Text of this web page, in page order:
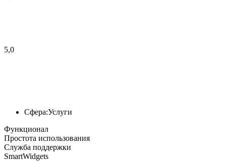
5,0
Сфера:Услуги
Функционал
Простота использования
Служба поддержки
SmartWidgets